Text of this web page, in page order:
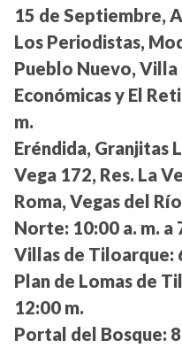
15 de Septiembre,
Los Periodistas,
Pueblo Nuevo, Villa
Económicas y El
m.
Eréndida, Granjitas
Vega 172, Res. La
Roma, Vegas del
Norte: 10:00 a. m. a
Villas de Tiloarque:
Plan de Lomas de
12:00 m.
Portal del Bosque: